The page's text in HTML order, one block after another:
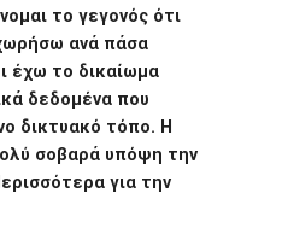
το γεγονός ότι
ανά πάσα
έχω το δικαίωμα
δεδομένα που
δικτυακό τόπο. Η
σοβαρά υπόψη την
για την